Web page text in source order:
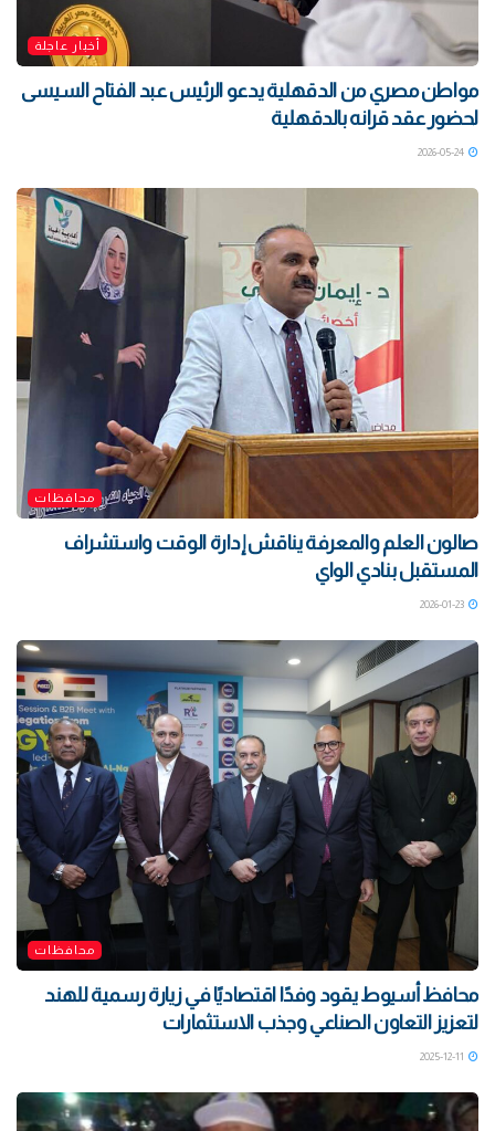
أخبار عاجلة
مواطن مصري من الدقهلية يدعو الرئيس عبد الفتاح السيسى
لحضور عقد قرانه بالدقهلية
محافظات
صالون العلم والمعرفة يناقش إدارة الوقت واستشراف
المستقبل بنادي الواي
محافظات
محافظ أسيوط يقود وفدًا اقتصاديًا في زيارة رسمية للهند
لتعزيز التعاون الصناعي وجذب الاستثمارات